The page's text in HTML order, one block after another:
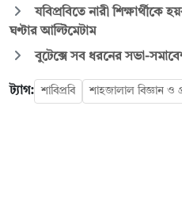
যবিপ্রবিতে নারী শিক্ষার্থীকে
ঘণ্টার আল্টিমেটাম
বুটেক্সে সব ধরনের সভা-
ট্যাগ: শাবিপ্রবি শাহজালাল বিজ্ঞান ও